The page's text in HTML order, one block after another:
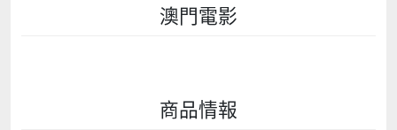
澳門電影
商品情報